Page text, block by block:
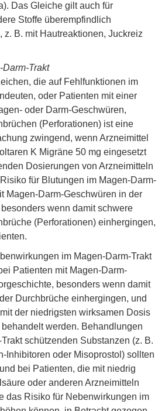
Das Gleiche gilt auch für
Stoffe überempfindlich
z. B. mit Hautreaktionen, Juckreiz
Trakt
die auf Fehlfunktionen im
oder Patienten mit einer
oder Darm-Geschwüren,
(Perforationen) ist eine
zwingend, wenn Arzneimittel
K Migräne 50 mg eingesetzt
Dosierungen von Arzneimitteln
für Blutungen im Magen-Darm-
Magen-Darm-Geschwüren in der
wenn damit schwere
(Perforationen) einhergingen,
im Magen-Darm-Trakt
Patienten mit Magen-Darm-
besonders wenn damit
Durchbrüche einhergingen, und
der niedrigsten wirksamen Dosis
werden. Behandlungen
schützenden Substanzen (z. B.
Inhibitoren oder Misoprostol) sollten
bei Patienten, die mit niedrig
oder anderen Arzneimitteln
das Risiko für Nebenwirkungen im